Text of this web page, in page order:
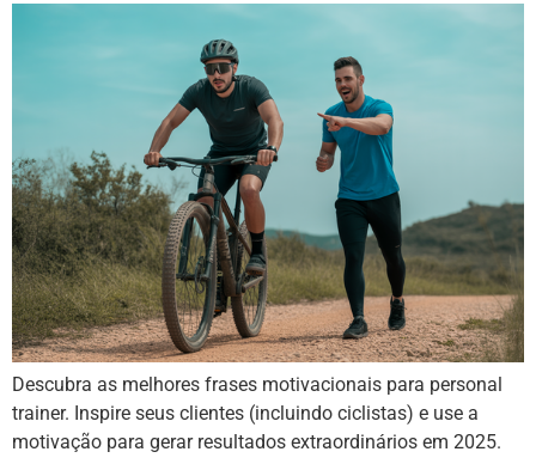
Descubra as melhores frases motivacionais para personal
trainer. Inspire seus clientes (incluindo ciclistas) e use a
motivação para gerar resultados extraordinários em 2025.